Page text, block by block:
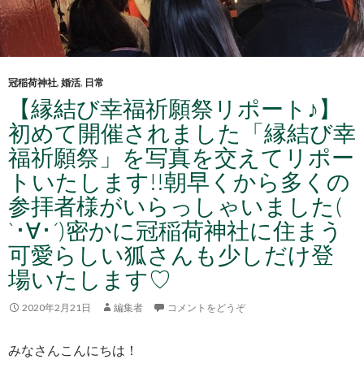
冠稲荷神社, 婚活, 日常
【縁結び幸福祈願祭リポート♪】
初めて開催されました「縁結び幸
福祈願祭」を写真を交えてリポー
トいたします!!朝早くから多くの
参拝者様がいらっしゃいました(
`･∀･´)密かに冠稲荷神社に住まう
可愛らしい狐さんも少しだけ登
場いたします♡
2020年2月21日 編集者 コメントをどうぞ
みなさんこんにちは！